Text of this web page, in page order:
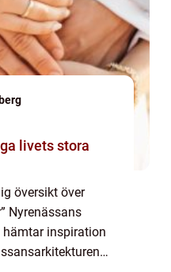
livets stora
översikt över
Nyrenässans
inspiration